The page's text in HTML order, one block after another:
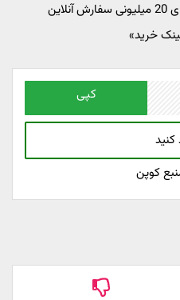
تومانی غیراول برای حداقل سبدهای 20 میلیونی سفارش آنلاین
خرید»
کپی
کوپن